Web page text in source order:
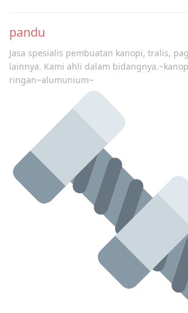
pandu
Jasa spesialis pembuatan kanopi, tralis,
lainnya. Kami ahli dalam
ringan~alumunium~